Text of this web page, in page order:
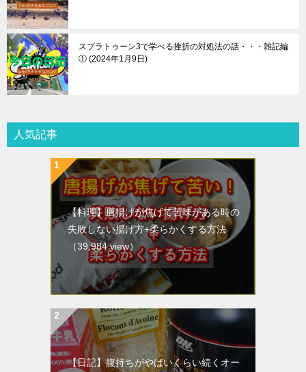
スプラトゥーン3で学べる挫折の対処法の話・・・雑記編
① 2024年1月9日
人気記事
【料理】唐揚げが焦げて苦味がある時の
失敗しない揚げ方+柔らかくする方法
（39,984 view）
【日記】腹持ちがやばいくらい続くオー